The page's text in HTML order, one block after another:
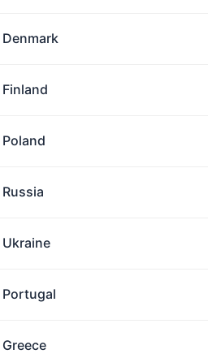
Denmark
Finland
Poland
Russia
Ukraine
Portugal
Greece